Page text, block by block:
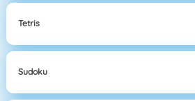
Tetris
Sudoku